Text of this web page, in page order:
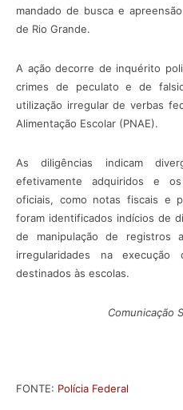
mandado de busca e
de Rio Grande.
A ação decorre de inquérito
crimes de peculato e de
utilização irregular de verbas
Alimentação Escolar (PNAE).
As diligências indicam
efetivamente adquiridos e
oficiais, como notas fiscais e
foram identificados indícios de
de manipulação de registros
irregularidades na execução
destinados às escolas.
Comunicação
FONTE: Polícia Federal